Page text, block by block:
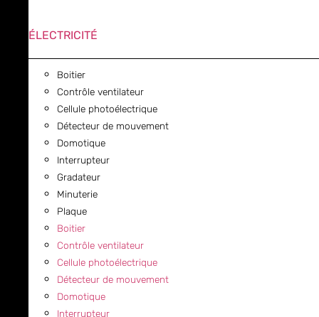
ÉLECTRICITÉ
Boitier
Contrôle ventilateur
Cellule photoélectrique
Détecteur de mouvement
Domotique
Interrupteur
Gradateur
Minuterie
Plaque
Boitier
Contrôle ventilateur
Cellule photoélectrique
Détecteur de mouvement
Domotique
Interrupteur